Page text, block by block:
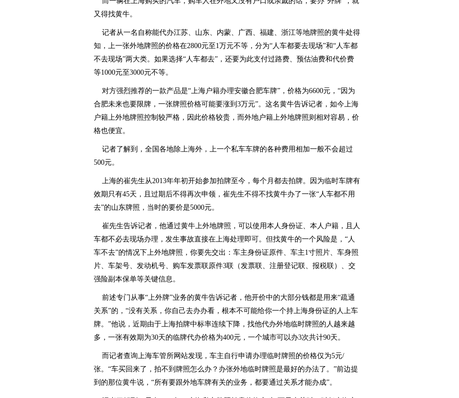
又得找黄牛。
记者从一名自称能代办江苏、山东、内蒙、广西、福建、浙江等地牌照的黄牛处得
知，上一张外地牌照的价格在2800元至1万元不等，分为“人车都要去现场”和“人车都
不去现场”两大类。如果选择“人车都去”，还要为此支付过路费、预估油费和代价费
等1000元至3000元不等。
对方强烈推荐的一款产品是“上海户籍办理安徽合肥车牌”，价格为6600元，“因为
合肥未来也要限牌，一张牌照价格可能要涨到3万元”。这名黄牛告诉记者，如今上海
户籍上外地牌照控制较严格，因此价格较贵，而外地户籍上外地牌照则相对容易，价
格也便宜。
记者了解到，全国各地除上海外，上一个私车车牌的各种费用相加一般不会超过
500元。
上海的崔先生从2013年年初开始参加拍牌至今，每个月都去拍牌。因为临时车牌有
效期只有45天，且过期后不得再次申领，崔先生不得不找黄牛办了一张“人车都不用
去”的山东牌照，当时的要价是5000元。
崔先生告诉记者，他通过黄牛上外地牌照，可以使用本人身份证、本人户籍，且人
车都不必去现场办理，发生事故直接在上海处理即可。但找黄牛的一个风险是，“人
车不去”的情况下上外地牌照，你要先交出：车主身份证原件、车主1寸照片、车身照
片、车架号、发动机号、购车发票联原件3联（发票联、注册登记联、报税联）、交
强险副本保单等关键信息。
前述专门从事“上外牌”业务的黄牛告诉记者，他开价中的大部分钱都是用来“疏通
关系”的，“没有关系，你自己去办办看，根本不可能给你一个持上海身份证的人上车
牌。”他说，近期由于上海拍牌中标率连续下降，找他代办外地临时牌照的人越来越
多，一张有效期为30天的临牌代办价格为400元，一个城市可以办3次共计90天。
而记者查询上海车管所网站发现，车主自行申请办理临时牌照的价格仅为5元/
张。“车买回来了，拍不到牌照怎么办？办张外地临时牌照是最好的办法了。”前边提
到的那位黄牛说，“所有要跟外地车牌有关的业务，都要通过关系才能办成”。